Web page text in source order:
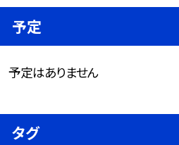
予定
予定はありません
タグ